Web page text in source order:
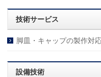
技術サービス
脚皿・キャップの製作対
設備技術